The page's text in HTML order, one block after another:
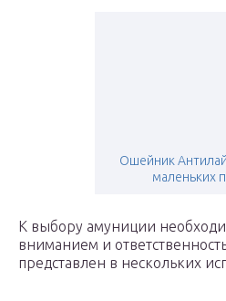
Ошейник
маленьких
К выбору амуниции
вниманием и
представлен в нескольких